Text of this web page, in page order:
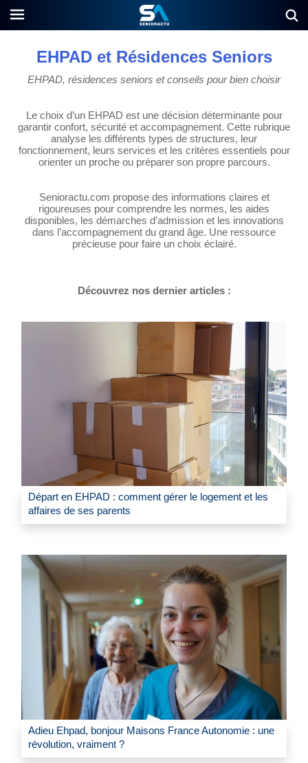
EHPAD et Résidences Seniors
EHPAD, résidences seniors et conseils pour bien choisir
Le choix d’un EHPAD est une décision déterminante pour
garantir confort, sécurité et accompagnement. Cette rubrique
analyse les différents types de structures, leur
fonctionnement, leurs services et les critères essentiels pour
orienter un proche ou préparer son propre parcours.
Senioractu.com propose des informations claires et
rigoureuses pour comprendre les normes, les aides
disponibles, les démarches d’admission et les innovations
dans l’accompagnement du grand âge. Une ressource
précieuse pour faire un choix éclairé.
Découvrez nos dernier articles :
Départ en EHPAD : comment gérer le logement et les
affaires de ses parents
Adieu Ehpad, bonjour Maisons France Autonomie : une
révolution, vraiment ?